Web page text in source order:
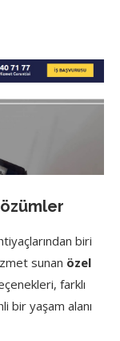
biri
sunan özel
farklı
bir yaşam alanı